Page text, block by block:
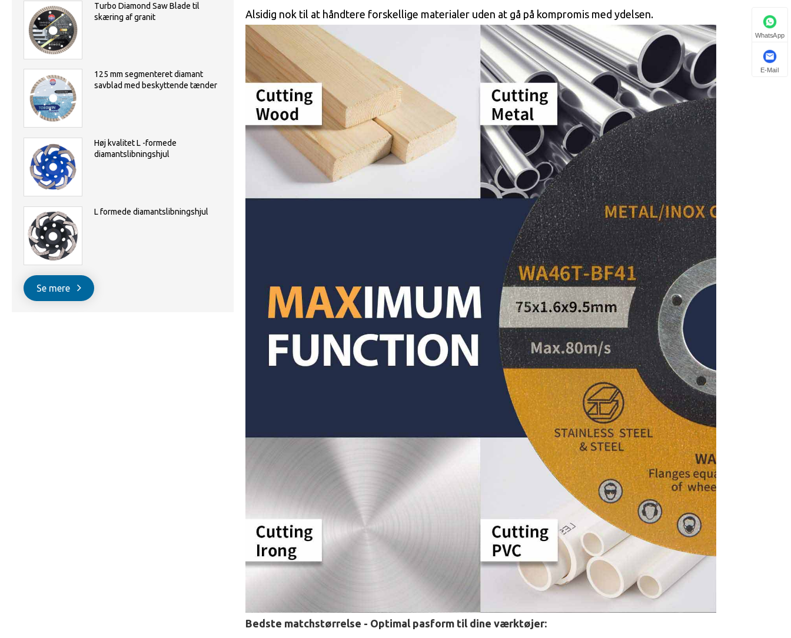
Turbo Diamond Saw Blade til
skæring af granit
125 mm segmenteret diamant
savblad med beskyttende tænder
Høj kvalitet L -formede
diamantslibningshjul
L formede diamantslibningshjul
Se mere
Alsidig nok til at håndtere forskellige materialer uden at gå på kompromis med ydelsen.
Bedste matchstørrelse - Optimal pasform til dine værktøjer:
WhatsApp
E-Mail